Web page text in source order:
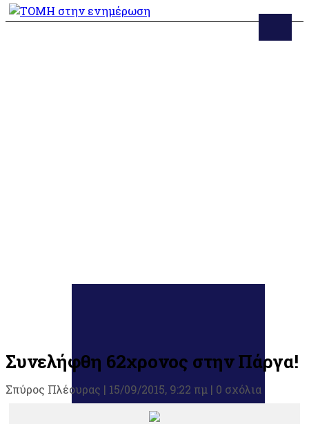
Συνελήφθη 62χρονος στην Πάργα!
Σπύρος Πλέουρας | 15/09/2015, 9:22 πμ | 0 σχόλια